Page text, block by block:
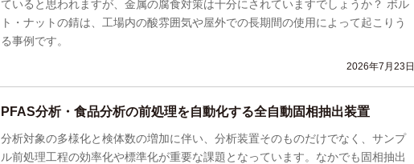
ていると思われますが、金属の腐食対策は十分にされていますでしょうか？ ボル
ト・ナットの錆は、工場内の酸雰囲気や屋外での長期間の使用によって起こりう
る事例です。
2026年7月23日
PFAS分析・食品分析の前処理を自動化する全自動固相抽出装置
分析対象の多様化と検体数の増加に伴い、分析装置そのものだけでなく、サンプ
ル前処理工程の効率化や標準化が重要な課題となっています。なかでも固相抽出